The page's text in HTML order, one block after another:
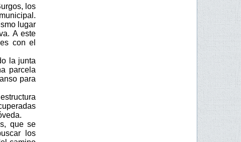
los
lugar
A este
con el
la junta
parcela
para
que se
los